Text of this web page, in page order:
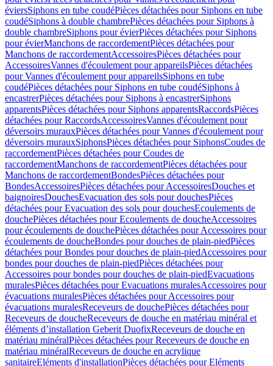
éviersSiphons en tube coudéPièces détachées pour Siphons en tube
coudéSiphons à double chambrePièces détachées pour Siphons à
double chambreSiphons pour évierPièces détachées pour Siphons
pour évierManchons de raccordementPièces détachées pour
Manchons de raccordementAccessoiresPièces détachées pour
AccessoiresVannes d'écoulement pour appareilsPièces détachées
pour Vannes d'écoulement pour appareilsSiphons en tube
coudéPièces détachées pour Siphons en tube coudéSiphons à
encastrerPièces détachées pour Siphons à encastrerSiphons
apparentsPièces détachées pour Siphons apparentsRaccordsPièces
détachées pour RaccordsAccessoiresVannes d'écoulement pour
déversoirs murauxPièces détachées pour Vannes d'écoulement pour
déversoirs murauxSiphonsPièces détachées pour SiphonsCoudes de
raccordementPièces détachées pour Coudes de
raccordementManchons de raccordementPièces détachées pour
Manchons de raccordementBondesPièces détachées pour
BondesAccessoiresPièces détachées pour AccessoiresDouches et
baignoiresDouchesEvacuation des sols pour douchesPièces
détachées pour Evacuation des sols pour douchesEcoulements de
douchePièces détachées pour Ecoulements de doucheAccessoires
pour écoulements de douchePièces détachées pour Accessoires pour
écoulements de doucheBondes pour douches de plain-piedPièces
détachées pour Bondes pour douches de plain-piedAccessoires pour
bondes pour douches de plain-piedPièces détachées pour
Accessoires pour bondes pour douches de plain-piedEvacuations
muralesPièces détachées pour Evacuations muralesAccessoires pour
évacuations muralesPièces détachées pour Accessoires pour
évacuations muralesReceveurs de douchePièces détachées pour
Receveurs de doucheReceveurs de douche en matériau minéral et
éléments d’installation Geberit DuofixReceveurs de douche en
matériau minéralPièces détachées pour Receveurs de douche en
matériau minéralReceveurs de douche en acrylique
sanitaireEléments d'installationPièces détachées pour Eléments